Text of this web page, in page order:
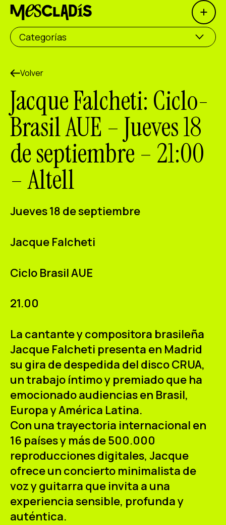
Open
Productora social
Productora de experiencias
Productora de empleo
Productora de conocimiento
Productora cultural
Agenda
Nuestros talleres
Blog
Contacto
Categorías
Volver
Jacque Falcheti: Ciclo-
Brasil AUE – Jueves 18
de septiembre – 21:00
– Altell
Jueves 18 de septiembre
Jacque Falcheti
Ciclo Brasil AUE
21.00
La cantante y compositora brasileña
Jacque Falcheti presenta en Madrid
su gira de despedida del disco CRUA,
un trabajo íntimo y premiado que ha
emocionado audiencias en Brasil,
Europa y América Latina.
Con una trayectoria internacional en
16 países y más de 500.000
reproducciones digitales, Jacque
ofrece un concierto minimalista de
voz y guitarra que invita a una
experiencia sensible, profunda y
auténtica.